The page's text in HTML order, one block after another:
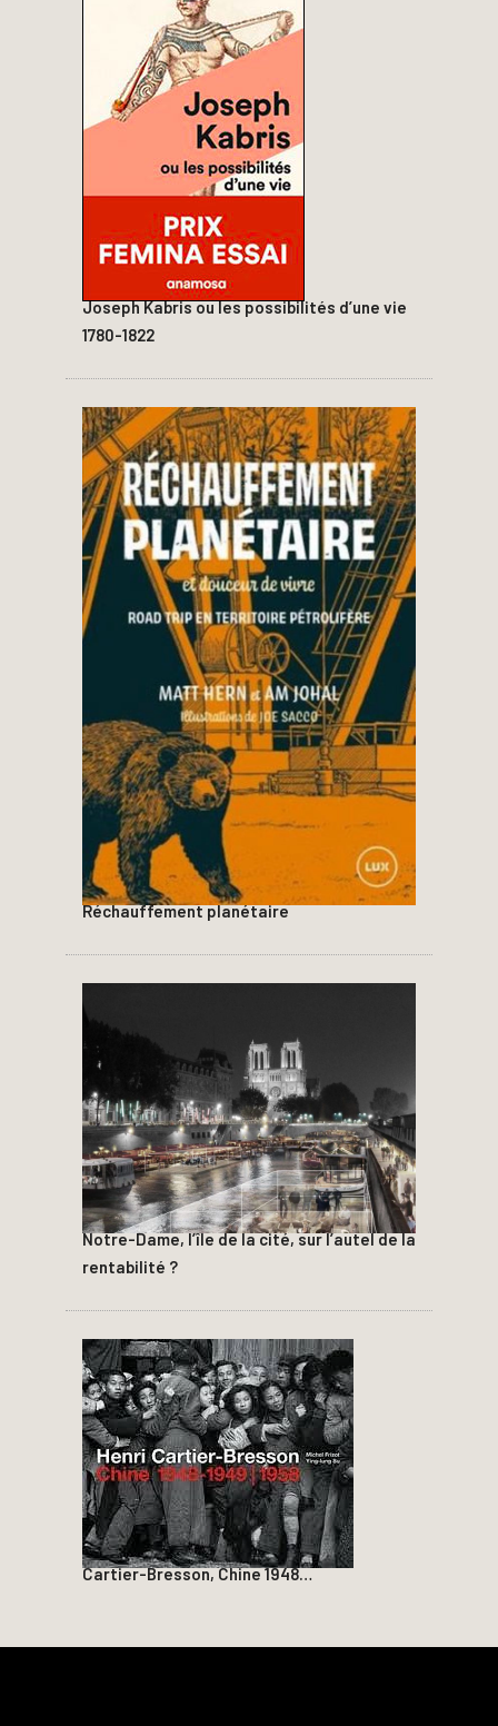
Joseph Kabris ou les possibilités d’une vie
1780-1822
Réchauffement planétaire
Notre-Dame, l’île de la cité, sur l’autel de la
rentabilité ?
Cartier-Bresson, Chine 1948…